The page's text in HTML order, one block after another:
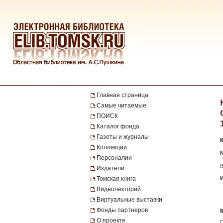
Главная страница
Самые читаемые
ПОИСК
Каталог фонда
Газеты и журналы
Коллекции
Персоналии
Издатели
Томская книга
Видеолекторий
Виртуальные выставки
Фонды партнеров
О проекте